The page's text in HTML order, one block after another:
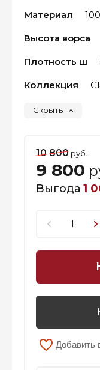
Материал
Высота ворса
Плотность ш
Коллекция
Скрыть
10 800руб.
9 800
Выгода 1
Добавить